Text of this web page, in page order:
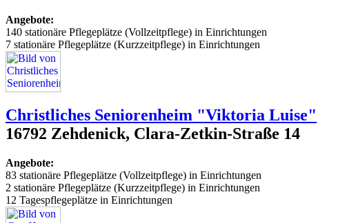
Angebote:
140 stationäre Pflegeplätze (Vollzeitpflege) in Einrichtungen
7 stationäre Pflegeplätze (Kurzzeitpflege) in Einrichtungen
Christliches Seniorenheim "Viktoria Luise"
16792 Zehdenick, Clara-Zetkin-Straße 14
Angebote:
83 stationäre Pflegeplätze (Vollzeitpflege) in Einrichtungen
2 stationäre Pflegeplätze (Kurzzeitpflege) in Einrichtungen
12 Tagespflegeplätze in Einrichtungen